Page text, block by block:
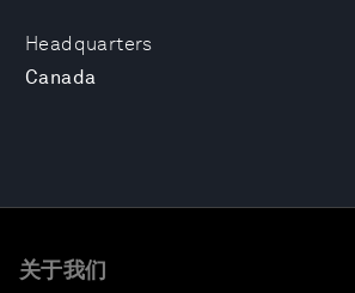
Headquarters
Canada
关于我们